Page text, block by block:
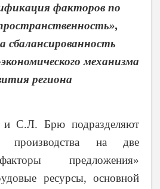
факторов по
сбалансированность
механизма
региона
и С.Л. Брю подразделяют
производства на две
предложения»
ресурсы, основной